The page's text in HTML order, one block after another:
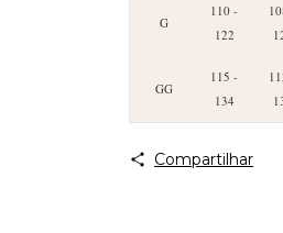
G
110 -
122
GG
115 -
134
Compartilhar